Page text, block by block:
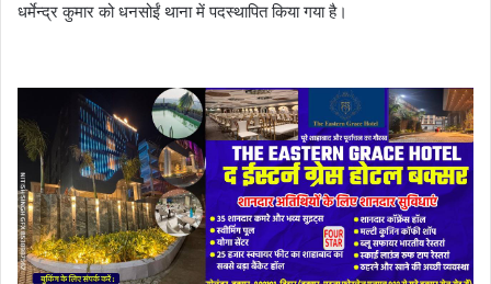
धर्मेन्द्र कुमार को धनसोईं थाना में पदस्थापित किया गया है।